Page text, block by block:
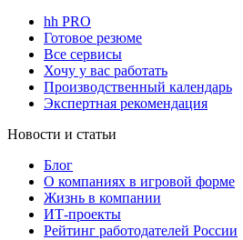
hh PRO
Готовое резюме
Все сервисы
Хочу у вас работать
Производственный календарь
Экспертная рекомендация
Новости и статьи
Блог
О компаниях в игровой форме
Жизнь в компании
ИТ-проекты
Рейтинг работодателей России